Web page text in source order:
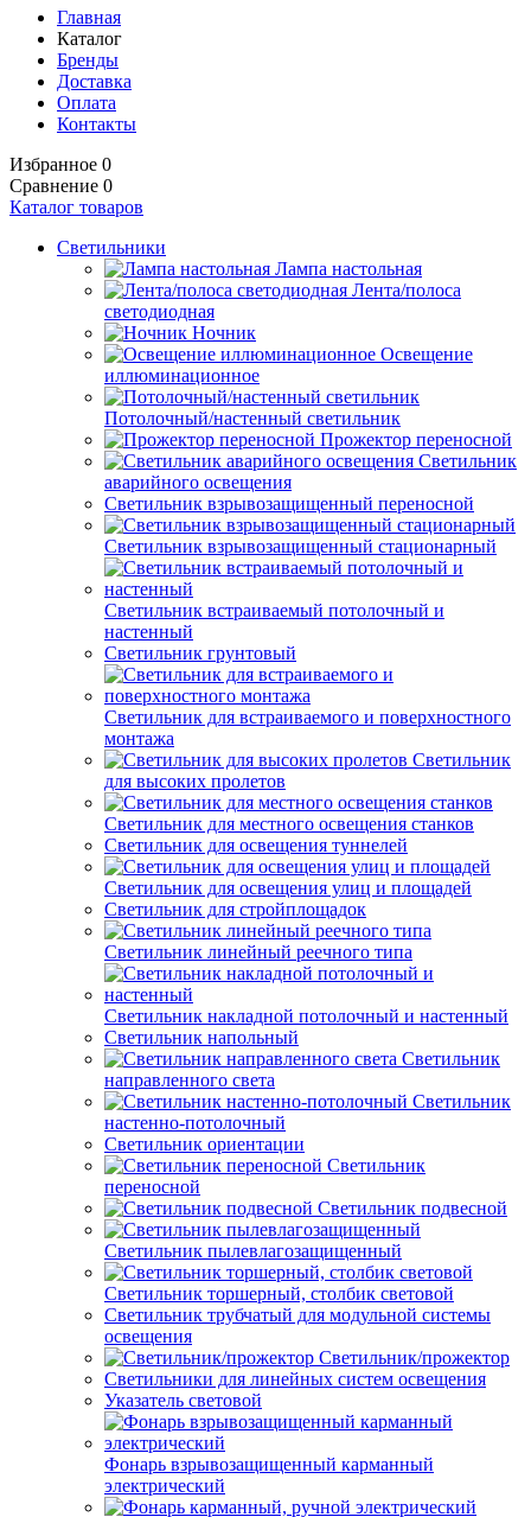
Главная
Каталог
Бренды
Доставка
Оплата
Контакты
Избранное 0
Сравнение 0
Каталог товаров
Светильники
Лампа настольная
Лента/полоса
светодиодная
Ночник
Освещение
иллюминационное
Потолочный/настенный светильник
Прожектор переносной
Светильник
аварийного освещения
Светильник взрывозащищенный переносной
Светильник взрывозащищенный стационарный
Светильник встраиваемый потолочный и
настенный
Светильник грунтовый
Светильник для встраиваемого и поверхностного
монтажа
Светильник
для высоких пролетов
Светильник для местного освещения станков
Светильник для освещения туннелей
Светильник для освещения улиц и площадей
Светильник для стройплощадок
Светильник линейный реечного типа
Светильник накладной потолочный и настенный
Светильник напольный
Светильник
направленного света
Светильник
настенно-потолочный
Светильник ориентации
Светильник
переносной
Светильник подвесной
Светильник пылевлагозащищенный
Светильник торшерный, столбик световой
Светильник трубчатый для модульной системы
освещения
Светильник/прожектор
Светильники для линейных систем освещения
Указатель световой
Фонарь взрывозащищенный карманный
электрический